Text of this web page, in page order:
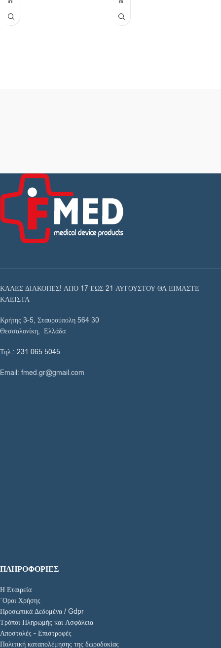
Αποτρέπει σε μεγάλο βαθμό την
περαιτέρω βλαισότητα στο μεγάλο
που προκαλείται από τενοντίτιδα,
θυλακίτιδα και τραυματισμούς του
ΚΑΛΕΣ ΔΙΑΚΟΠΕΣ! ΑΠΟ 17 ΕΩΣ 21 ΑΥΓΟΥΣΤΟΥ ΘΑ ΕΙΜΑΣΤΕ
ΚΛΕΙΣΤΑ
Κρήτης 3-5, Σταυρούπολη 564 30
Θεσσαλονίκη, Ελλάδα
Τηλ.: 231 065 5045
Email: fmed.gr@gmail.com
ΠΛΗΡΟΦΟΡΙΕΣ
Η Εταιρεία
΄Οροι Χρήσης
Προσωπικά Δεδομένα / Gdpr
Τρόποι Πληρωμής και Ασφάλεια
Αποστολές - Επιστροφές
Πολιτική καταπολέμησης της δωροδοκίας